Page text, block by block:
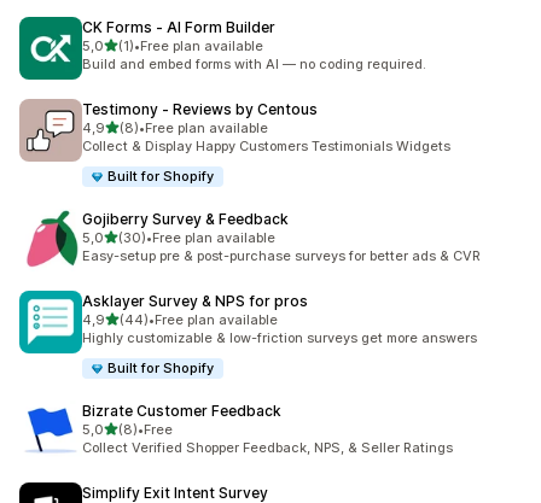
CK Forms ‑ AI Form Builder
5,0/ 5 tähteä
(1)
1 arvostelua yhteensä
•Free plan available
Build and embed forms with AI — no coding required.
Testimony ‑ Reviews by Centous
4,9/ 5 tähteä
(8)
8 arvostelua yhteensä
•Free plan available
Collect & Display Happy Customers Testimonials Widgets
Built for Shopify
Gojiberry Survey & Feedback
5,0/ 5 tähteä
(30)
30 arvostelua yhteensä
•Free plan available
Easy-setup pre & post-purchase surveys for better ads & CVR
Asklayer Survey & NPS for pros
4,9/ 5 tähteä
(44)
44 arvostelua yhteensä
•Free plan available
Highly customizable & low-friction surveys get more answers
Built for Shopify
Bizrate Customer Feedback
5,0/ 5 tähteä
(8)
8 arvostelua yhteensä
•Free
Collect Verified Shopper Feedback, NPS, & Seller Ratings
Simplify Exit Intent Survey